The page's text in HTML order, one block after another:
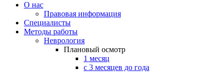
О нас
Правовая информация
Специалисты
Методы работы
Неврология
Плановый осмотр
1 месяц
с 3 месяцев до года